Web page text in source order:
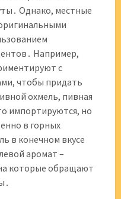
Однако, местные
Например,
с
чтобы придать
охмель, пивная
импортируются, но
в горных
в конечном вкусе
аромат –
которые обращают